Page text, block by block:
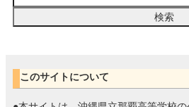
このサイトについて